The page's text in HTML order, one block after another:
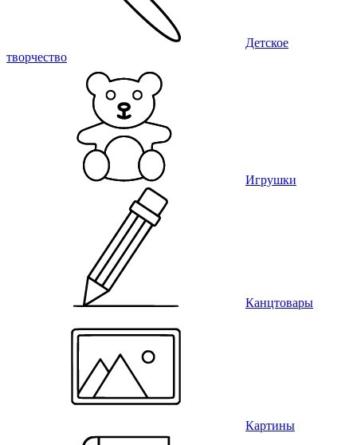
Детское
творчество
Игрушки
Канцтовары
Картины